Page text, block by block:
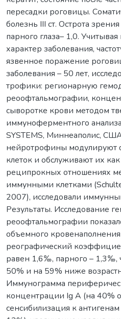
пересадки роговицы.
болезнь ІІІ ст. Острота
парного глаза– 1,0.
характер заболевания,
язвенное поражение
заболевания – 50 лет,
трофики: регионарную
реоофтальмографии,
сыворотке крови методом
иммуноферментного
SYSTEMS, Миннеаполис,
нейротрофины
клеток и обслуживают их
реципрокных отношениях
иммунными клетками
2007), исследовали
Результаты. Исследование
реоофтальмографии
объемного кровенаполнения
реографический
равен 1,6‰, парного – 1,3‰,
50% и на 59% ниже
Иммунограмма
концентрации Ig A (на 40%
сенсибилизация к